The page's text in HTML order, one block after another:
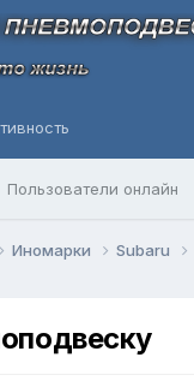
Пользователи онлайн
Иномарки Subaru